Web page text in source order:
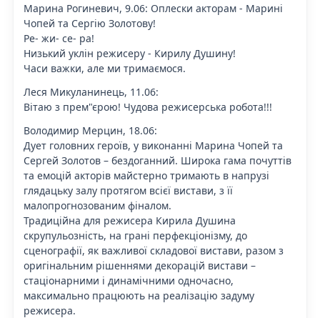
Марина Рогиневич, 9.06: Оплески акторам - Марині
Чопей та Сергію Золотову!
Ре- жи- се- ра!
Низький уклін режисеру - Кирилу Душину!
Часи важки, але ми тримаємося.
Леся Микуланинець, 11.06:
Вітаю з прем"єрою! Чудова режисерська робота!!!
Володимир Мерцин, 18.06:
Дует головних героїв, у виконанні Марина Чопей та
Сергей Золотов – бездоганний. Широка гама почуттів
та емоцій акторів майстерно тримають в напрузі
глядацьку залу протягом всієї вистави, з її
малопрогнозованим фіналом.
Традиційна для режисера Кирила Душина
скрупульозність, на грані перфекціонізму, до
сценографії, як важливої складової вистави, разом з
оригінальним рішеннями декорацій вистави –
стаціонарними і динамічними одночасно,
максимально працюють на реалізацію задуму
режисера.